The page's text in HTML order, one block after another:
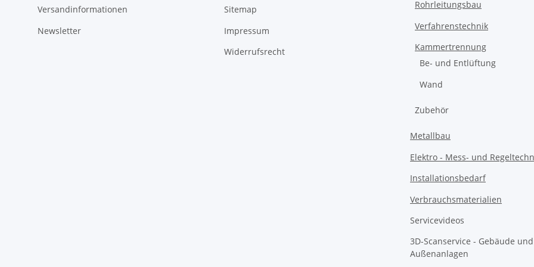
Versandinformationen
Newsletter
Sitemap
Impressum
Widerrufsrecht
Rohrleitungsbau
Verfahrenstechnik
Kammertrennung
Be- und Entlüftung
Wand
Zubehör
Metallbau
Elektro - Mess- und
Installationsbedarf
Verbrauchsmaterialien
Servicevideos
3D-Scanservice - Gebäude und
Außenanlagen